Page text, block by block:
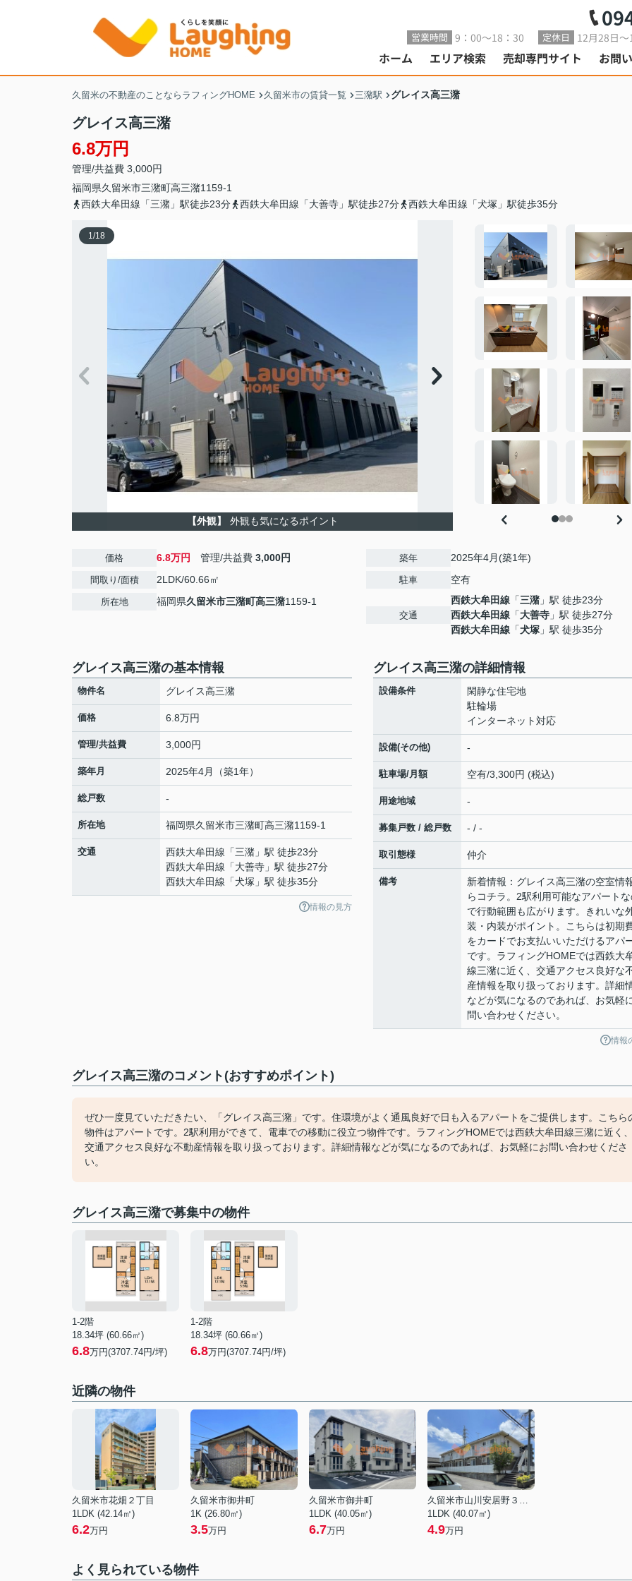
営業時間 9：00～18：30 定休日 12月28日
ホーム エリア検索 売却専門サイト お問
久留米の不動産のことならラフィングHOME 久留米市の賃貸一覧 三潴駅 グレイス高三潴
グレイス高三潴
6.8万円
管理/共益費 3,000円
福岡県久留米市三潴町高三潴1159-1
西鉄大牟田線「三潴」駅徒歩23分
西鉄大牟田線「大善寺」駅徒歩27分 西鉄大牟田線「犬塚」駅徒歩35分
1/18
【外観】 外観も気になるポイント
価格 6.8万円 管理/共益費 3,000円
間取り/面積 2LDK/60.66㎡
所在地 福岡県久留米市三潴町高三潴1159-1
築年 2025年4月(築1年)
駐車 空有
交通
西鉄大牟田線 「三潴 」駅 徒歩23分
西鉄大牟田線 「大善寺 」駅 徒歩27分
西鉄大牟田線 「犬塚 」駅 徒歩35分
グレイス高三潴の基本情報
物件名 グレイス高三潴
価格 6.8万円
管理/共益費 3,000円
築年月 2025年4月（築1年）
総戸数 -
所在地 福岡県久留米市三潴町高三潴1159-1
交通 西鉄大牟田線 「三潴 」駅 徒歩23分
西鉄大牟田線 「大善寺 」駅 徒歩27分
西鉄大牟田線 「犬塚 」駅 徒歩35分
情報の見方
グレイス高三潴の詳細情報
設備条件
閑静な住宅地
駐輪場
インターネット対応
設備(その他) -
駐車場/月額 空有/3,300円 (税込)
用途地域 -
募集戸数 / 総戸数 - / -
取引態様 仲介
備考
新着情報：グレイス高三潴の空室情
らコチラ。2駅利用可能なアパート
で行動範囲も広がります。きれいな
装・内装がポイント。こちらは初期
をカードでお支払いいただけるアパ
です。ラフィングHOMEでは西鉄大
線三潴に近く、交通アクセス良好な
産情報を取り扱っております。詳細
などが気になるのであれば、お気軽
問い合わせください。
情報
グレイス高三潴のコメント(おすすめポイント)
ぜひ一度見ていただきたい、「グレイス高三潴」です。住環境がよく通風良好で日も入るアパートをご提供します。こちら
物件はアパートです。2駅利用ができて、電車での移動に役立つ物件です。ラフィングHOMEでは西鉄大牟田線三潴に近く、
交通アクセス良好な不動産情報を取り扱っております。詳細情報などが気になるのであれば、お気軽にお問い合わせくださ
い。
グレイス高三潴で募集中の物件
1-2階
18.34坪 (60.66㎡)
6.8万円(3707.74円/坪)
1-2階
18.34坪 (60.66㎡)
6.8万円(3707.74円/坪)
近隣の物件
久留米市花畑２丁目
1LDK (42.14㎡)
6.2万円
久留米市御井町
1K (26.80㎡)
3.5万円
久留米市御井町
1LDK (40.05㎡)
6.7万円
久留米市山川安居野３丁目
1LDK (40.07㎡)
4.9万円
よく見られている物件